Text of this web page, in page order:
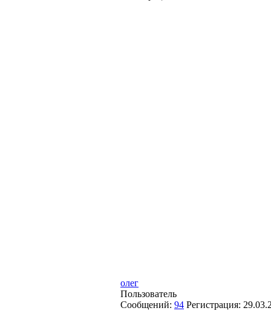
олег
Пользователь
Сообщений: 94 Регистрация: